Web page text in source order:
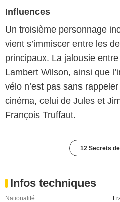
Influences
Un troisième personnage
vient s’immiscer entre les
principaux. La jalousie
Lambert Wilson, ainsi que
vélo n’est pas sans
cinéma, celui de Jules et
François Truffaut.
12 Secrets
Infos techniques
Nationalité